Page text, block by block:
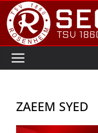
Zum
Inhalt
springen
ZAEEM SYED